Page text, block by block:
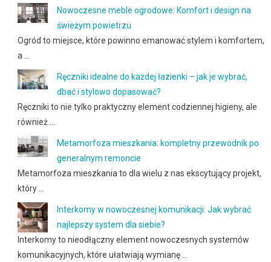
Nowoczesne meble ogrodowe: Komfort i design na
świeżym powietrzu
Ogród to miejsce, które powinno emanować stylem i komfortem,
a …
Ręczniki idealne do każdej łazienki – jak je wybrać,
dbać i stylowo dopasować?
Ręczniki to nie tylko praktyczny element codziennej higieny, ale
również …
Metamorfoza mieszkania: kompletny przewodnik po
generalnym remoncie
Metamorfoza mieszkania to dla wielu z nas ekscytujący projekt,
który …
Interkomy w nowoczesnej komunikacji: Jak wybrać
najlepszy system dla siebie?
Interkomy to nieodłączny element nowoczesnych systemów
komunikacyjnych, które ułatwiają wymianę …